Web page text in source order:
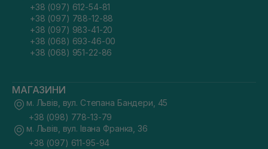
+38 (097) 612-54-81
+38 (097) 788-12-88
+38 (097) 983-41-20
+38 (068) 693-46-00
+38 (068) 951-22-86
МАГАЗИНИ
м. Львів, вул. Степана Бандери, 45
+38 (098) 778-13-79
м. Львів, вул. Івана Франка, 36
+38 (097) 611-95-94